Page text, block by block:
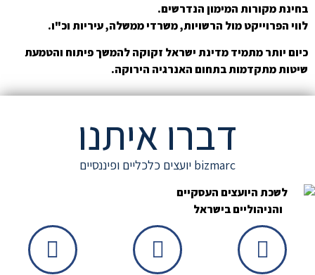
בחינת מקורות המימון הנדרשים.
לווי הפרוייקט מול הרשויות, משרדי ממשלה, עיריות וכ"ו.
כיום יותר מתמיד מדינת ישראל זקוקה להמשך פיתוח והטמעת
שיטות מתקדמות בתחום האנרגיה הירוקה.
דברו איתנו
bizmarc יועצים כלכליים ופיננסיים